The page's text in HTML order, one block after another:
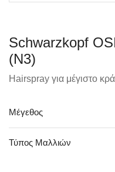
Schwarzkopf
(N3)
Hairspray για μέγιστο
Μέγεθος
Τύπος Μαλλιών